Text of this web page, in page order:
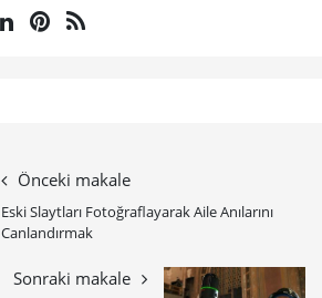
Önceki makale
Eski Slaytları Fotoğraflayarak Aile Anılarını
Canlandırmak
Sonraki makale